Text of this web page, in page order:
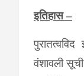
इतिहास –
पुरातत्वविद
वंशावली